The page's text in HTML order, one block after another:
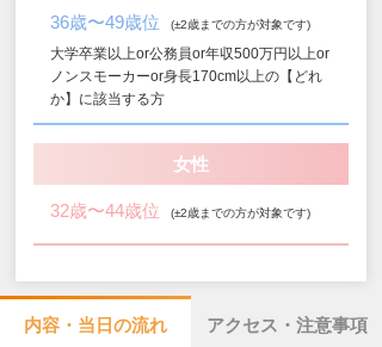
36歳〜49歳位 (±2歳までの方が対象です)
大学卒業以上or公務員or年収500万円以上or
ノンスモーカーor身長170cm以上の【どれ
か】に該当する方
女性
32歳〜44歳位 (±2歳までの方が対象です)
内容・当日の流れ アクセス・注意事項